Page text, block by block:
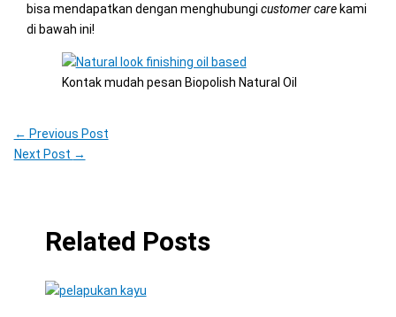
bisa mendapatkan dengan menghubungi customer carekami
di bawah ini!
Kontak mudah pesan Biopolish Natural Oil
← Previous Post
Next Post →
Related Posts